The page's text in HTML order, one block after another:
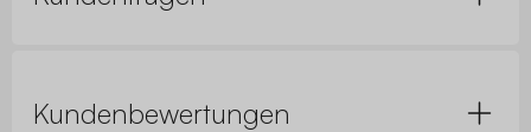
Kundenbewertungen